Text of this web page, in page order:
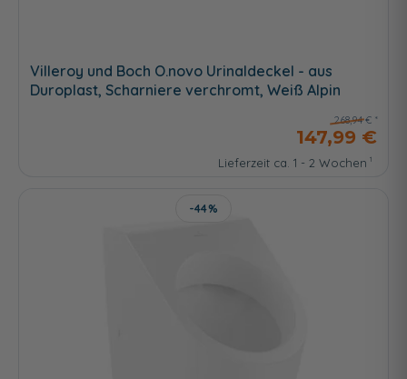
Villeroy und Boch O.novo Urinaldeckel - aus
Duroplast, Scharniere verchromt, Weiß Alpin
268,94 €
147,99 €
Lieferzeit ca. 1 - 2 Wochen
-44%